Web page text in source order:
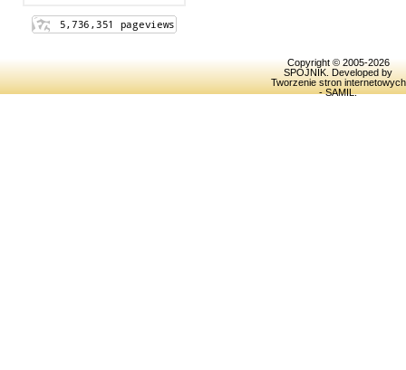
Copyright © 2005-2026
SPOJNIK . Developed by
Tworzenie stron internetowych
- SAMIL.